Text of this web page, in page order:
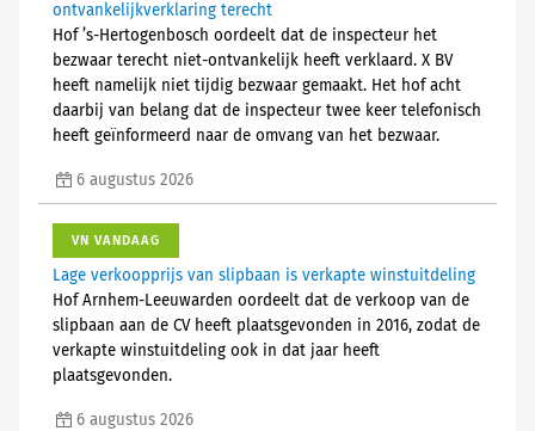
ontvankelijkverklaring terecht
Hof ’s-Hertogenbosch oordeelt dat de inspecteur het
bezwaar terecht niet-ontvankelijk heeft verklaard. X BV
heeft namelijk niet tijdig bezwaar gemaakt. Het hof acht
daarbij van belang dat de inspecteur twee keer telefonisch
heeft geïnformeerd naar de omvang van het bezwaar.
6 augustus 2026
VN VANDAAG
Lage verkoopprijs van slipbaan is verkapte winstuitdeling
Hof Arnhem-Leeuwarden oordeelt dat de verkoop van de
slipbaan aan de CV heeft plaatsgevonden in 2016, zodat de
verkapte winstuitdeling ook in dat jaar heeft
plaatsgevonden.
6 augustus 2026